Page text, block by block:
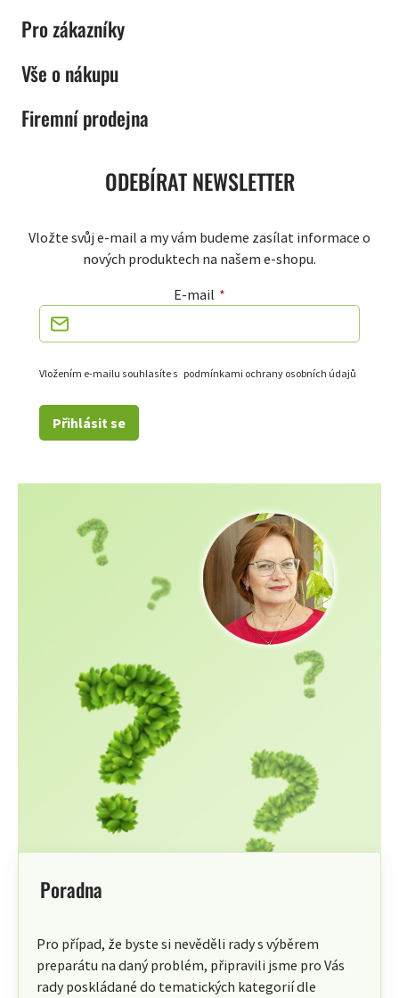
Pro zákazníky
Vše o nákupu
Firemní prodejna
ODEBÍRAT NEWSLETTER
Vložte svůj e-mail a my vám budeme zasílat informace o
nových produktech na našem e-shopu.
E-mail
Vložením e-mailu souhlasíte s podmínkami ochrany osobních údajů
Přihlásit se
Poradna
Pro případ, že byste si nevěděli rady s výběrem
preparátu na daný problém, připravili jsme pro Vás
rady poskládané do tematických kategorií dle